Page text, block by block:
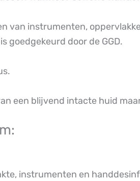
van instrumenten,
goedgekeurd door de GGD.
een blijvend intacte huid
instrumenten en